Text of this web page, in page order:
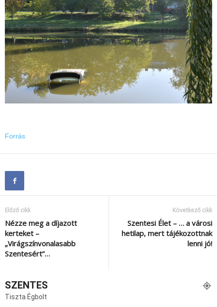
Forrás
Előző cikk
Nézze meg a díjazott
kerteket –
„Virágszínvonalasabb
Szentesért”…
Következő cikk
Szentesi Élet – … a városi
hetilap, mert tájékozottnak
lenni jó!
SZENTES
Tiszta Égbolt